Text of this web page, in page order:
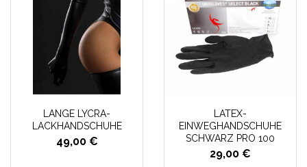
LANGE LYCRA-
LACKHANDSCHUHE
49,00 €
LATEX-
EINWEGHANDSCHUHE
SCHWARZ PRO 100
29,00 €